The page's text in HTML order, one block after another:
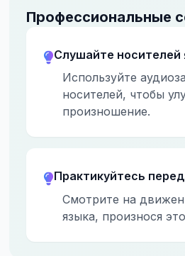
Профессиональные
Слушайте носителей
Используйте
носителей, чтобы
произношение.
Практикуйтесь
Смотрите на
языка, произнося